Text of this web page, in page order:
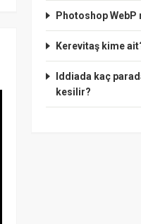
Photoshop WebP
Kerevitaş kime
Iddiada kaç
kesilir?